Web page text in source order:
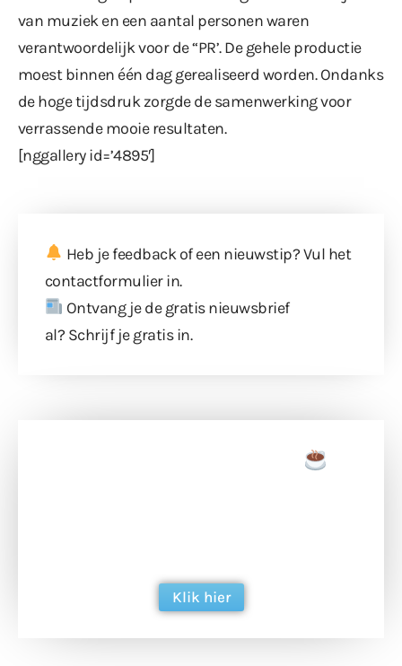
van muziek en een aantal personen waren
verantwoordelijk voor de “PR’. De gehele productie
moest binnen één dag gerealiseerd worden. Ondanks
de hoge tijdsdruk zorgde de samenwerking voor
verrassende mooie resultaten.
[nggallery id=’4895′]
Heb je feedback of een nieuwstip? Vul het
contactformulierin.
Ontvang je de gratis nieuwsbrief
al? Schrijf je gratis in.
Klik hier